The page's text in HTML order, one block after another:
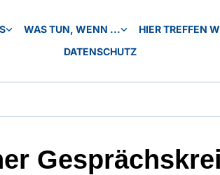
WAS TUN, WENN ...
HIER TREFFEN
DATENSCHUTZ